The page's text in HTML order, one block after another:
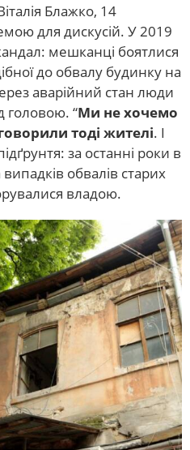
Блажко, 14
для дискусій. У 2019
мешканці боятлися
до обвалу будинку на
аварійний стан люди
головою. “Ми не хочемо
тоді жителі. І
за останні роки в
обвалів старих
владою.